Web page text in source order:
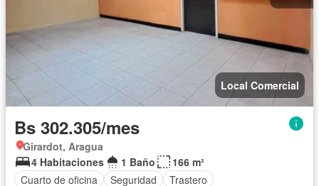
Local Comercial
Bs 302.305/mes
Girardot, Aragua
4 Habitaciones
1 Baño
166 m²
Cuarto de oficina
Seguridad Trastero